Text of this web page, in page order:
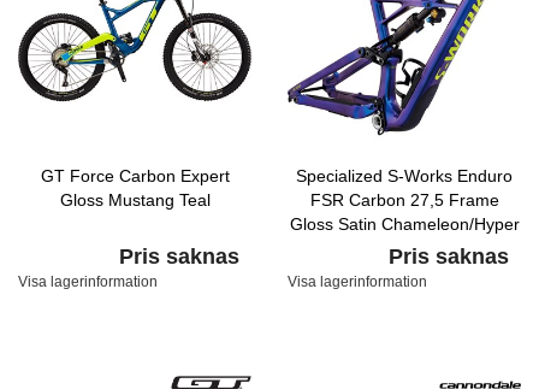
GT Force Carbon Expert
Gloss Mustang Teal
Pris saknas
Visa lagerinformation
Specialized S-Works Enduro
FSR Carbon 27,5 Frame
Gloss Satin Chameleon/Hyper
Pris saknas
Visa lagerinformation